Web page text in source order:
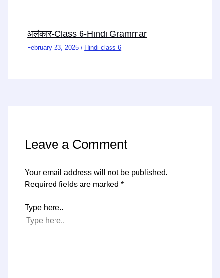
अलंकार-Class 6-Hindi Grammar
February 23, 2025/ Hindi class 6
Leave a Comment
Your email address will not be published.
Required fields are marked *
Type here..